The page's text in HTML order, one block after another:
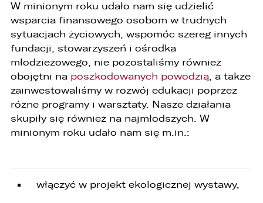
W minionym roku udało nam się udzielić
wsparcia finansowego osobom w trudnych
sytuacjach życiowych, wspomóc szereg innych
fundacji, stowarzyszeń i ośrodka
młodzieżowego, nie pozostaliśmy również
obojętni na poszkodowanych powodzią, a także
zainwestowaliśmy w rozwój edukacji poprzez
różne programy i warsztaty. Nasze działania
skupiły się również na najmłodszych. W
minionym roku udało nam się m.in.:
włączyć w projekt ekologicznej wystawy,
Państwa danych osobowych oraz o
przysługujących Państwu prawach z tym
związanych.
1. Współadministratorami danych osobowych
są:
1. LELLEK sp. z o.o. ul. Opolska 2c 45-960 Opole,
2. LELLEK Gliwice sp. z o.o. ul. Portowa 2 44-100
3. LELLEK Koźle sp. z o.o. ul. B. Chrobrego 25 47-
200 Kędzierzyn- Koźle,
4. LELLEK Katowice sp. z o.o. Oddział w
1. Kontakt z Inspektorem Ochrony Danych -